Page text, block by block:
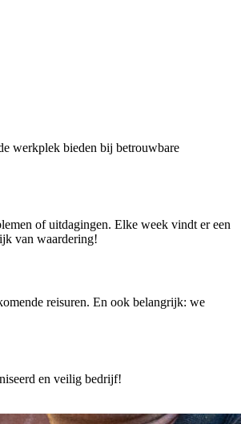
werkplek bieden bij betrouwbare
of uitdagingen. Elke week vindt er een
van waardering!
reisuren. En ook belangrijk: we
en veilig bedrijf!